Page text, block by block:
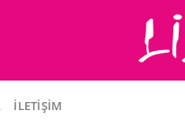
İLETIŞIM